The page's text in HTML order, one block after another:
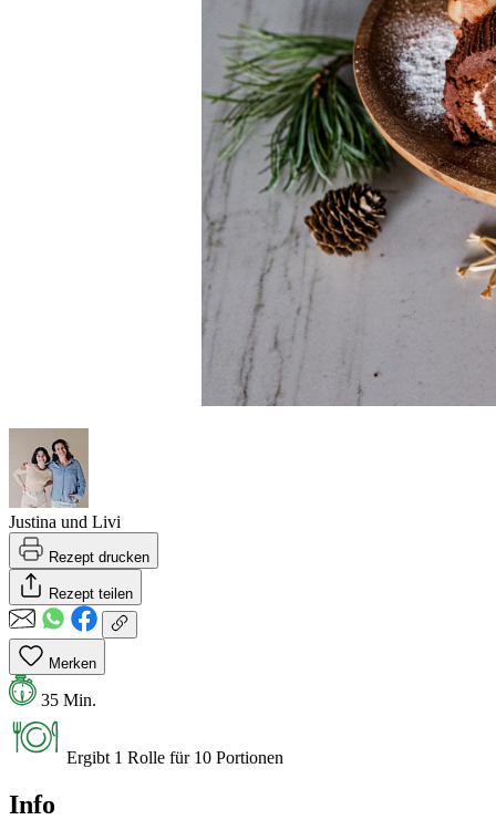
Justina und Livi
Rezept drucken
Rezept teilen
Merken
35 Min.
Ergibt 1 Rolle für 10 Portionen
Info